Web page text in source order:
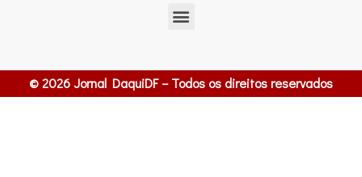
© 2026 Jornal DaquiDF – Todos os direitos reservados